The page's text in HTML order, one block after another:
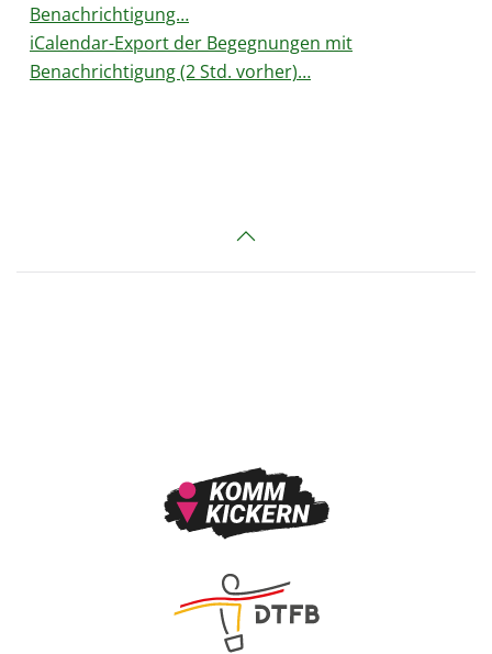
Benachrichtigung…
iCalendar-Export der Begegnungen mit
Benachrichtigung (2 Std. vorher)…